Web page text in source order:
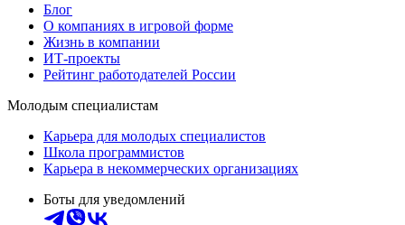
Блог
О компаниях в игровой форме
Жизнь в компании
ИТ-проекты
Рейтинг работодателей России
Молодым специалистам
Карьера для молодых специалистов
Школа программистов
Карьера в некоммерческих организациях
Боты для уведомлений